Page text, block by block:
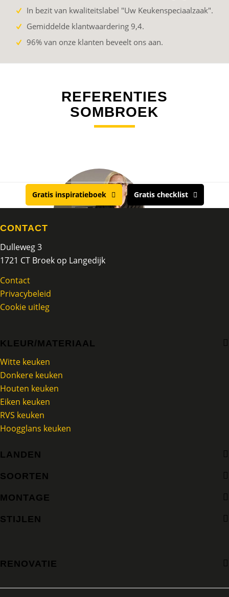
In bezit van kwaliteitslabel "Uw Keukenspeciaalzaak".
Gemiddelde klantwaardering 9,4.
96% van onze klanten beveelt ons aan.
REFERENTIES
SOMBROEK
De wens was een moderne,
keuken.
Volgende
Gratis inspiratieboek Gratis checklist
CONTACT
Dulleweg 3
1721 CT Broek op Langedijk
Contact
Privacybeleid
Cookie uitleg
KLEUR/MATERIAAL
Witte keuken
Donkere keuken
Houten keuken
Eiken keuken
RVS keuken
Hoogglans keuken
LANDEN
SOORTEN
MONTAGE
STIJLEN
RENOVATIE